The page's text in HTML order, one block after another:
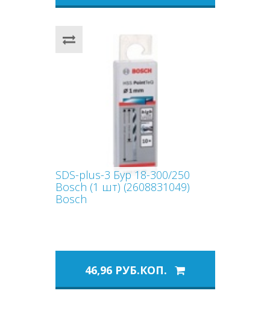
SDS-plus-3 Бур 18-300/250
Bosch (1 шт) (2608831049)
Bosch
46,96 РУБ.КОП.